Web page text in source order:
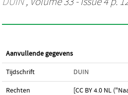
Aanvullende gegevens
Tijdschrift DUIN
Rechten
[CC BY 4.0 NL